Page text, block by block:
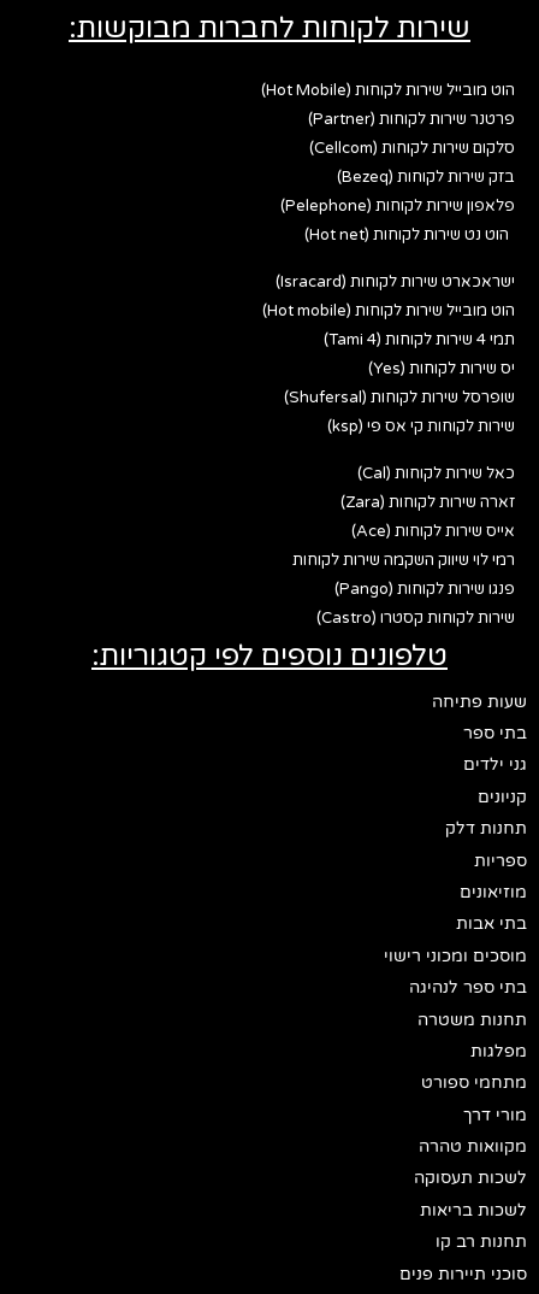
שירות לקוחות לחברות מבוקשות:
הוט מובייל שירות לקוחות (Hot Mobile)
פרטנר שירות לקוחות (Partner)
סלקום שירות לקוחות (Cellcom)
בזק שירות לקוחות (Bezeq)
פלאפון שירות לקוחות (Pelephone)
הוט נט שירות לקוחות (Hot net)
ישראכארט שירות לקוחות (Isracard)
הוט מובייל שירות לקוחות (Hot mobile)
תמי 4 שירות לקוחות (Tami 4)
יס שירות לקוחות (Yes)
שופרסל שירות לקוחות (Shufersal)
שירות לקוחות קי אס פי (ksp)
כאל שירות לקוחות (Cal)
זארה שירות לקוחות (Zara)
אייס שירות לקוחות (Ace)
רמי לוי שיווק השקמה שירות לקוחות
פנגו שירות לקוחות (Pango)
שירות לקוחות קסטרו (Castro)
טלפונים נוספים לפי קטגוריות:
שעות פתיחה
בתי ספר
גני ילדים
קניונים
תחנות דלק
ספריות
מוזיאונים
בתי אבות
מוסכים ומכוני רישוי
בתי ספר לנהיגה
תחנות משטרה
מפלגות
מתחמי ספורט
מורי דרך
מקוואות טהרה
לשכות תעסוקה
לשכות בריאות
תחנות רב קו
סוכני תיירות פנים